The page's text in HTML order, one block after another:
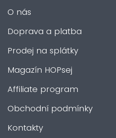
O nás
Doprava a platba
Prodej na splátky
Magazín HOPsej
Affiliate program
Obchodní podmínky
Kontakty